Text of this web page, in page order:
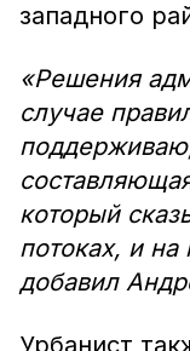
западного
«Решения
случае
который
потоках, и
добавил
Урбанист